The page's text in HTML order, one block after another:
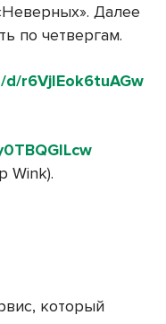
Далее
по четвергам.
r6VjIEok6tuAGw
Wink).
который